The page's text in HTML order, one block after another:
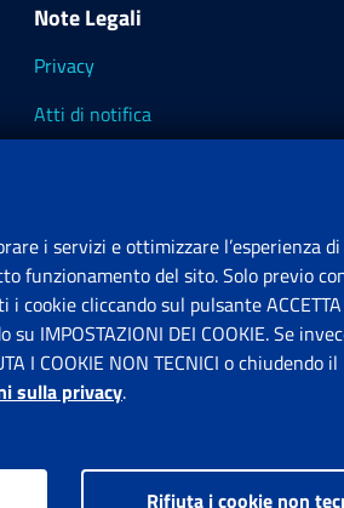
Note Legali
Privacy
Atti di notifica
i servizi e ottimizzare l’esperienza
funzionamento del sito. Solo previo
cookie cliccando sul pulsante
IMPOSTAZIONI DEI COOKIE. Se
I COOKIE NON TECNICI o
sulla privacy.
Rifiuta i cookie non